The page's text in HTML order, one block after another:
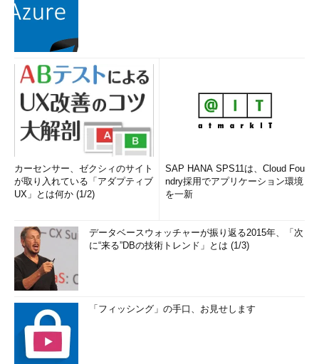
カーセンサー、ゼクシィのサイト
が取り入れている「アダプティブ
UX」とは何か (1/2)
SAP HANA SPS11は、Cloud Fou
ndry採用でアプリケーション環境
を一新
データベースウォッチャーが振り返る2015年、「次
に“来る”DBの技術トレンド」とは (1/3)
「フィッシング」の手口、お見せします